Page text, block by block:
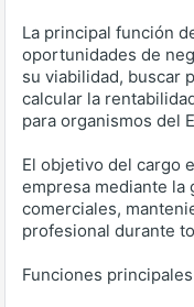
La principal función
oportunidades de
su viabilidad, buscar
calcular la
para organismos del
El objetivo del cargo
empresa mediante
comerciales,
profesional durante
Funciones principales